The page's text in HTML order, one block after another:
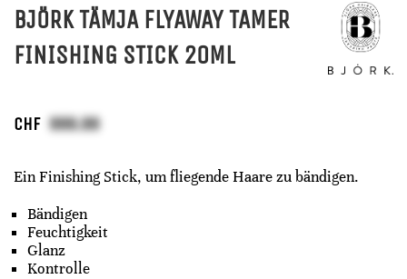
BJÖRK TÄMJA FLYAWAY TAMER
FINISHING STICK 20ML
CHF
Ein Finishing Stick, um fliegende Haare zu bändigen.
Bändigen
Feuchtigkeit
Glanz
Kontrolle